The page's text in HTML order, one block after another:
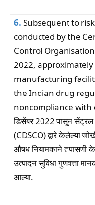
6. Subsequent to
conducted by the
Control Organisation
2022,
manufacturing
the Indian drug
noncompliance with
डिसेंबर 2022 पासून
(CDSCO) द्वारे केलेल्या
औषध नियामकाने तपासणी
उत्पादन सुविधा गुणवत्ता
आल्या.